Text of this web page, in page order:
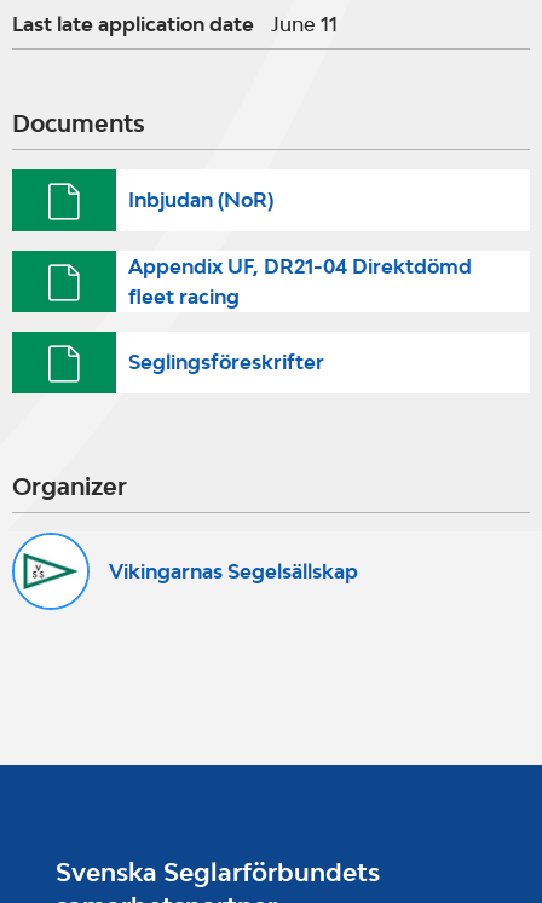
Last late application date June 11
Documents
Inbjudan (NoR)
Ap­pendix UF, DR21-04 Direktdömd
fleet racing
Seglingsföreskrifter
Organizer
Vikingarnas Segelsällskap
Svenska Seglarförbundets